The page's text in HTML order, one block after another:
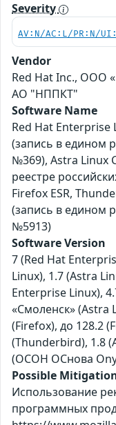
Severity
AV:N/AC:L/PR:N/
Vendor
Red Hat Inc., ООО
АО "НППКТ"
Software Name
Red Hat Enterprise
(запись в едином
№369), Astra Linux
реестре
Firefox ESR,
(запись в едином
№5913)
Software Version
7 (Red Hat
Linux), 1.7 (Astra
Enterprise Linux),
«Смоленск» (Astra
(Firefox), до 128.2
(Thunderbird), 1.8
(ОСОН ОСнова
Possible
Использование
программных